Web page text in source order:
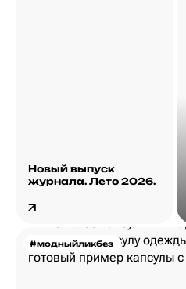
Новый выпуск
журнала. Лето 2026.
#модныйликбез